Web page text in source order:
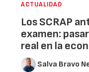
ACTUALIDAD
Los SCRAP
examen:
real en la
Salva Bravo